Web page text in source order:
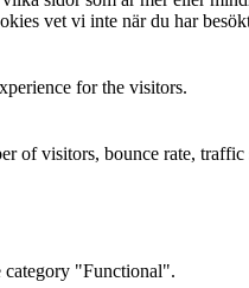
vet vi inte när du har
for the visitors.
of visitors, bounce rate, traffic
category "Functional".